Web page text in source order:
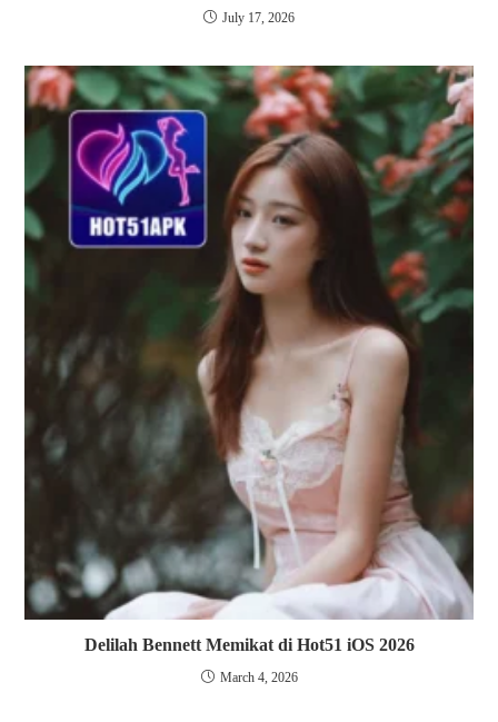
July 17, 2026
Delilah Bennett Memikat di Hot51 iOS 2026
March 4, 2026